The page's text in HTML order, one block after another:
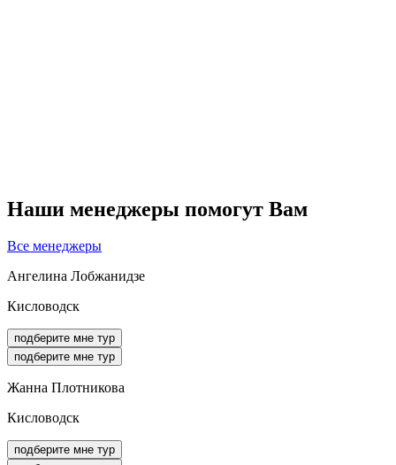
Наши менеджеры помогут Вам
Все менеджеры
Ангелина Лобжанидзе
Кисловодск
подберите мне тур
подберите мне тур
Жанна Плотникова
Кисловодск
подберите мне тур